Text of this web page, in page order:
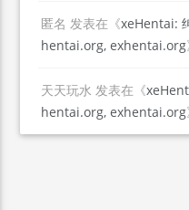
匿名 发表在《xeHentai:
hentai.org, exhentai.org
天天玩水 发表在《
hentai.org, exhentai.org